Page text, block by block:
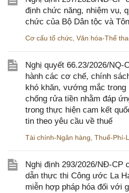
định chức năng, nhiệm vụ,
chức của Bộ Dân tộc và
Cơ cấu tổ chức Văn hóa-Thể
Nghị quyết 66.23/2026/NQ-
hành các cơ chế, chính
khó khăn, vướng mắc trong
chống rửa tiền nhằm đáp
trong thực hiện cam kết
tin theo yêu cầu về thuế
Tài chính-Ngân hàng Thuế-Phí-
Nghị định 293/2026/NĐ-CP
dẫn thực thi Công ước La
miễn hợp pháp hóa đối với